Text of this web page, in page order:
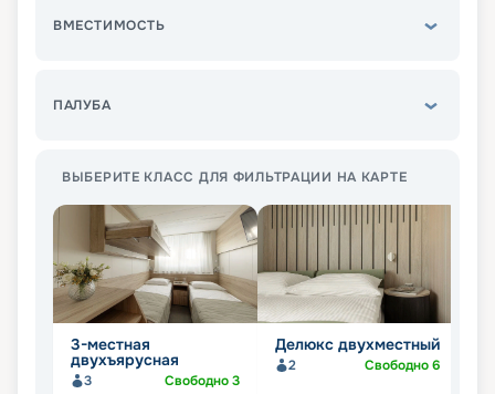
ВМЕСТИМОСТЬ
ПАЛУБА
ВЫБЕРИТЕ КЛАСС ДЛЯ ФИЛЬТРАЦИИ НА КАРТЕ
3-местная
двухъярусная
3 Свободно3
Делюкс двухместный
2 Свободно6